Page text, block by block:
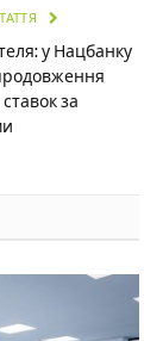
у Нацбанку
за